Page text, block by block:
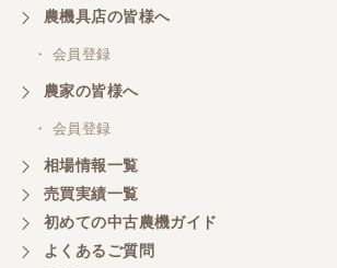
農機具店の皆様へ
・ 会員登録
農家の皆様へ
・ 会員登録
相場情報一覧
売買実績一覧
初めての中古農機ガイド
よくあるご質問